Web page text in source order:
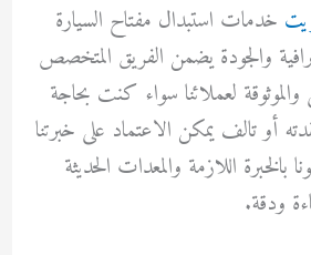
خدمات استبدال مفتاح السيارة
والجودة يضمن الفريق المتخصص
والموثوقة لعملائنا سواء كنت بحاجة
أو تالف يمكن الاعتماد على خبرتنا
بالخبرة اللازمة والمعدات الحديثة
ودقة.